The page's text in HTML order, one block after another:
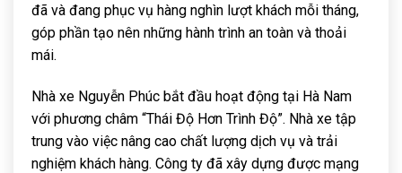
đã và đang phục vụ hàng nghìn lượt khách mỗi tháng,
góp phần tạo nên những hành trình an toàn và thoải
mái.
Nhà xe Nguyễn Phúc bắt đầu hoạt động tại Hà Nam
với phương châm “Thái Độ Hơn Trình Độ”. Nhà xe tập
trung vào việc nâng cao chất lượng dịch vụ và trải
nghiệm khách hàng. Công ty đã xây dựng được mạng